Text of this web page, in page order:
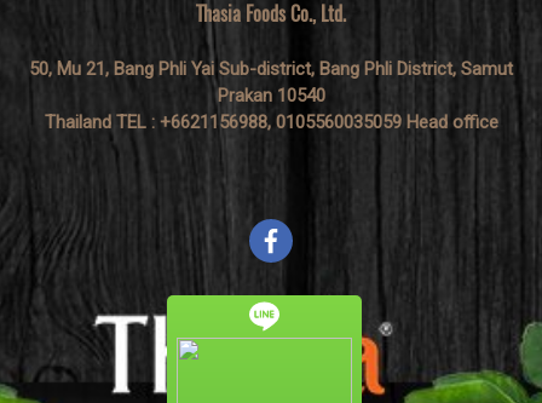
Thasia Foods Co., Ltd.
50, Mu 21, Bang Phli Yai Sub-district, Bang Phli District, Samut
Prakan 10540
Thailand TEL : +6621156988, 0105560035059 Head office